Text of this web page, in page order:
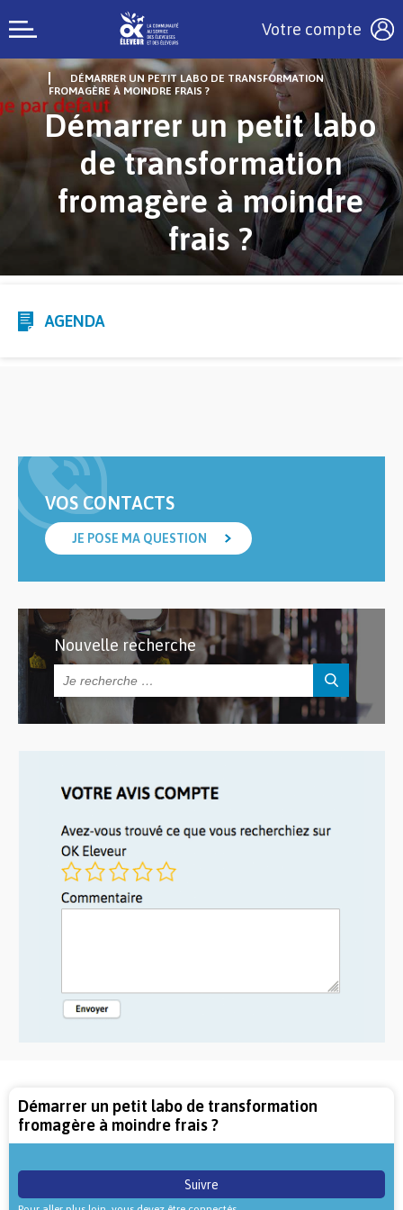
Votre compte
DÉMARRER UN PETIT LABO DE TRANSFORMATION
FROMAGÈRE À MOINDRE FRAIS ?
Démarrer un petit labo
de transformation
fromagère à moindre
frais ?
AGENDA
VOS CONTACTS
JE POSE MA QUESTION
Nouvelle recherche
Démarrer un petit labo de transformation
fromagère à moindre frais ?
Suivre